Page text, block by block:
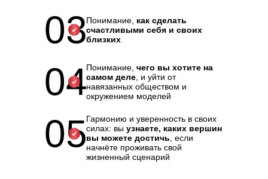
Понимание, как сделать
счастливыми себя и своих
близких
03
Понимание, чего вы хотите на
самом деле , и уйти от
навязанных обществом и
окружением моделей
Гармонию и уверенность в своих
силах: вы узнаете, каких вершин
вы можете достичь , если
начнёте проживать свой
жизненный сценарий
04
05